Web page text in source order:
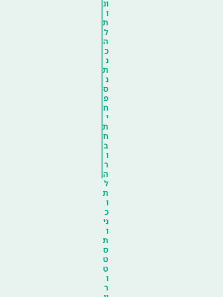
ונ
ו
ת
ל
ה
כ
נ
ת
נ
ס
פ
ח
י
ת
ח
ב
ו
ר
ה
ל
ת
ו
כ
ני
ו
ת
ס
ט
ט
ו
ר